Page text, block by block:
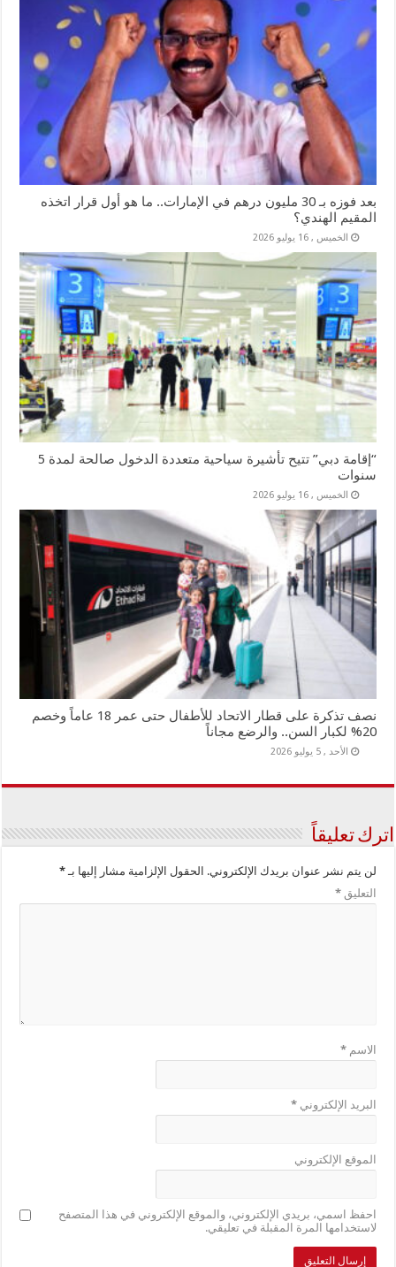
بعد فوزه بـ 30 مليون درهم في الإمارات.. ما هو أول قرار اتخذه
المقيم الهندي؟
الخميس , 16 يوليو 2026
“إقامة دبي” تتيح تأشيرة سياحية متعددة الدخول صالحة لمدة 5
سنوات
الخميس , 16 يوليو 2026
نصف تذكرة على قطار الاتحاد للأطفال حتى عمر 18 عاماً وخصم
20% لكبار السن.. والرضع مجاناً
الأحد , 5 يوليو 2026
اترك تعليقاً
لن يتم نشر عنوان بريدك الإلكتروني. الحقول الإلزامية مشار إليها بـ*
التعليق*
الاسم*
البريد الإلكتروني*
الموقع الإلكتروني
احفظ اسمي، بريدي الإلكتروني، والموقع الإلكتروني في هذا المتصفح
لاستخدامها المرة المقبلة في تعليقي.